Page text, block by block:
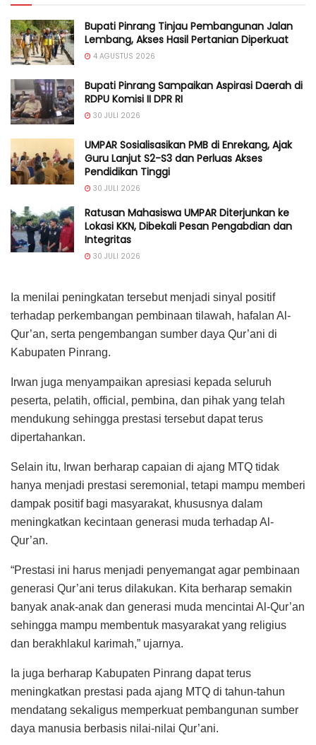
Bupati Pinrang Tinjau Pembangunan Jalan
Lembang, Akses Hasil Pertanian Diperkuat
4 AGUSTUS 2026
Bupati Pinrang Sampaikan Aspirasi Daerah di
RDPU Komisi II DPR RI
30 JULI 2026
UMPAR Sosialisasikan PMB di Enrekang, Ajak
Guru Lanjut S2-S3 dan Perluas Akses
Pendidikan Tinggi
30 JULI 2026
Ratusan Mahasiswa UMPAR Diterjunkan ke
Lokasi KKN, Dibekali Pesan Pengabdian dan
Integritas
30 JULI 2026
Ia menilai peningkatan tersebut menjadi sinyal positif
terhadap perkembangan pembinaan tilawah, hafalan Al-
Qur’an, serta pengembangan sumber daya Qur’ani di
Kabupaten Pinrang.
Irwan juga menyampaikan apresiasi kepada seluruh
peserta, pelatih, official, pembina, dan pihak yang telah
mendukung sehingga prestasi tersebut dapat terus
dipertahankan.
Selain itu, Irwan berharap capaian di ajang MTQ tidak
hanya menjadi prestasi seremonial, tetapi mampu memberi
dampak positif bagi masyarakat, khususnya dalam
meningkatkan kecintaan generasi muda terhadap Al-
Qur’an.
“Prestasi ini harus menjadi penyemangat agar pembinaan
generasi Qur’ani terus dilakukan. Kita berharap semakin
banyak anak-anak dan generasi muda mencintai Al-Qur’an
sehingga mampu membentuk masyarakat yang religius
dan berakhlakul karimah,” ujarnya.
Ia juga berharap Kabupaten Pinrang dapat terus
meningkatkan prestasi pada ajang MTQ di tahun-tahun
mendatang sekaligus memperkuat pembangunan sumber
daya manusia berbasis nilai-nilai Qur’ani.